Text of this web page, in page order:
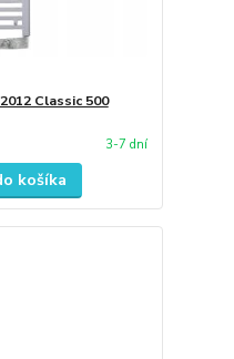
Classic 500
3-7 dní
košíka